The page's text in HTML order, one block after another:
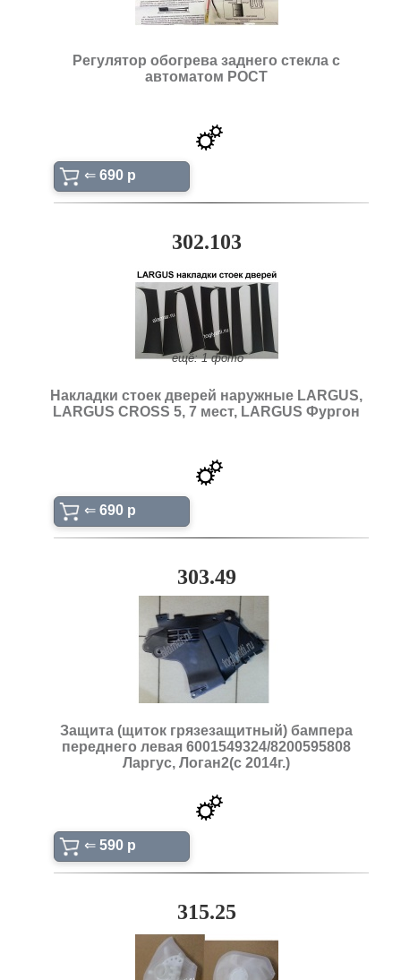
Регулятор обогрева заднего стекла с
автоматом РОСТ
⇐ 690 p
302.103
ещё: 1 фото
Накладки стоек дверей наружные LARGUS,
LARGUS CROSS 5, 7 мест, LARGUS Фургон
⇐ 690 p
303.49
Защита (щиток грязезащитный) бампера
переднего левая 6001549324/8200595808
Ларгус, Логан2(с 2014г.)
⇐ 590 p
315.25